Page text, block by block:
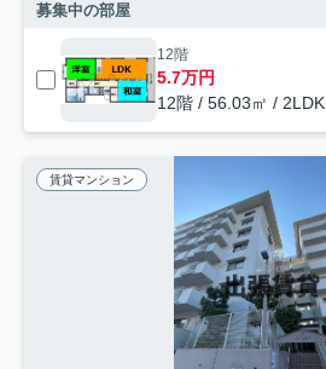
募集中の部屋
12階
5.7万円
12階 / 56.03㎡ / 2LDK
賃貸マンション